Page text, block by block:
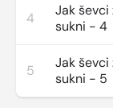
4
Jak ševci
sukni - 4
5
Jak ševci
sukni - 5